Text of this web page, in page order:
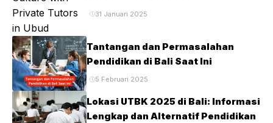
31 Januari 2025
Tantangan dan Permasalahan
Pendidikan di Bali Saat Ini
5 Februari 2025
Lokasi UTBK 2025 di Bali: Informasi
Lengkap dan Alternatif Pendidikan